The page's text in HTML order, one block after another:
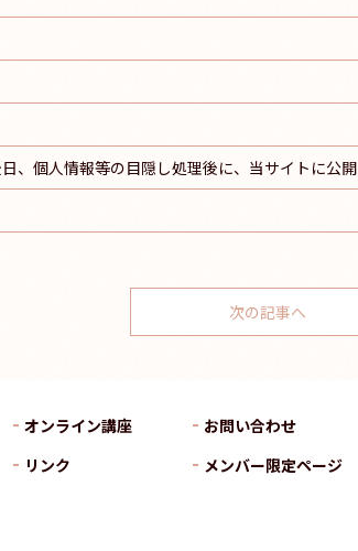
個人情報等の目隠し処理後に、当サイトに公開
次の記事へ
オンライン講座
お問い合わせ
リンク メンバー限定ページ